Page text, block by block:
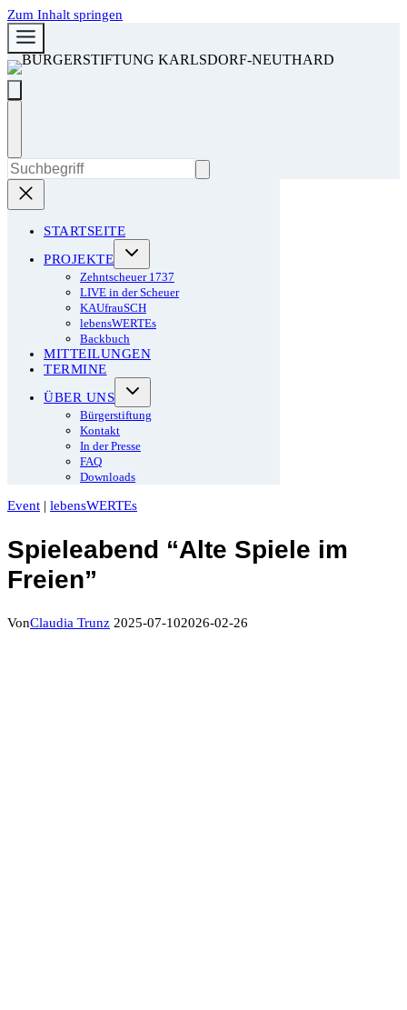
Zum Inhalt springen
STARTSEITE
PROJEKTE
Zehntscheuer 1737
LIVE in der Scheuer
KAUfrauSCH
lebensWERTEs
Backbuch
MITTEILUNGEN
TERMINE
ÜBER UNS
Bürgerstiftung
Kontakt
In der Presse
FAQ
Downloads
Event | lebensWERTEs
Spieleabend “Alte Spiele im
Freien”
VonClaudia Trunz 2025-07-102026-02-26